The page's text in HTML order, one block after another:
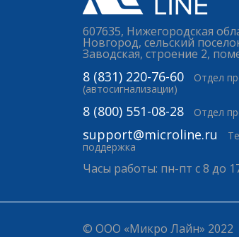
607635, Нижегородская
Новгород, сельский
Заводская, строение 2,
8 (831) 220-76-60
Отдел
(автосигнализации)
8 (800) 551-08-28 Отдел
support@microline.ru
поддержка
Часы работы: пн-пт с 8 до
© ООО «Микро Лайн» 2022